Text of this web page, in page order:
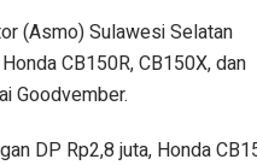
(Asmo) Sulawesi Selatan
CB150R, CB150X, dan
Goodvember.
DP Rp2,8 juta, Honda